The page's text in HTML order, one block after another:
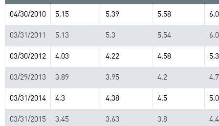
04/30/2010 5.15 5.39 5.58
03/31/2011
5.13 5.3 5.54
03/30/2012
4.03 4.22 4.58
5.3
03/29/2013
3.89 3.95 4.2
03/31/2014
4.3 4.38 4.5
03/31/2015
3.45 3.63 3.8